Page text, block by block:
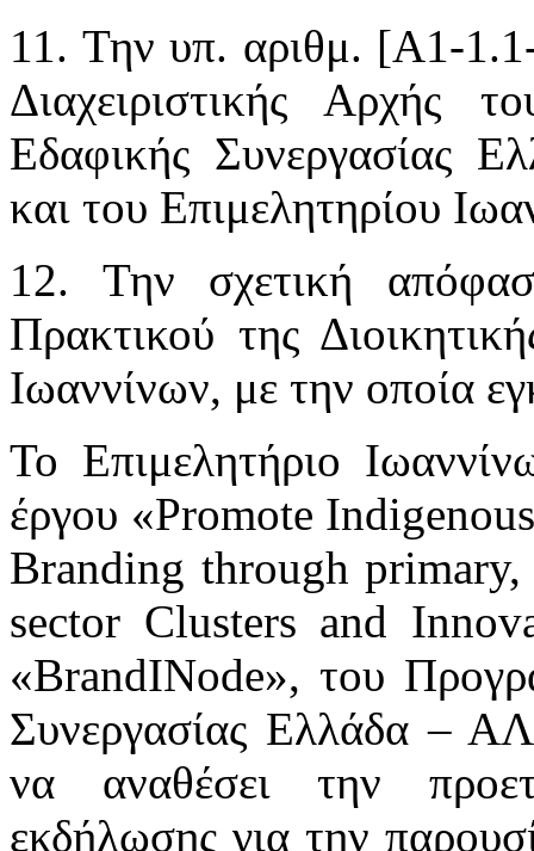
11. Την υπ. αριθμ. [Α1-
Διαχειριστικής Αρχής
Εδαφικής Συνεργασίας
και του Επιμελητηρίου
12. Την σχετική
Πρακτικού της
Ιωαννίνων, με την οποία
Το Επιμελητήριο
έργου «Promote
Branding through
sector Clusters and
«BrandINode», του
Συνεργασίας Ελλάδα –
να αναθέσει την
εκδήλωσης για την